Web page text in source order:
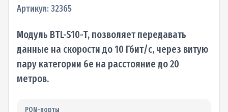
Артикул: 32365
Модуль BTL-S10-T, позволяет передавать
данные на скорости до 10 Гбит/с, через витую
пару категории 6e на расстояние до 20
метров.
PON-порты